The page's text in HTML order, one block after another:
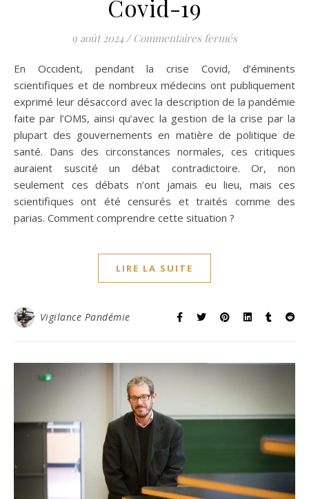
Covid-19
9 août 2024 / Commentaires ferméssur Un autre
En Occident, pendant la crise Covid, d’éminents
scientifiques et de nombreux médecins ont publiquement
exprimé leur désaccord avec la description de la pandémie
faite par l’OMS, ainsi qu’avec la gestion de la crise par la
plupart des gouvernements en matière de politique de
santé. Dans des circonstances normales, ces critiques
auraient suscité un débat contradictoire. Or, non
seulement ces débats n’ont jamais eu lieu, mais ces
scientifiques ont été censurés et traités comme des
parias. Comment comprendre cette situation ?
LIRE LA SUITE
Vigilance Pandémie